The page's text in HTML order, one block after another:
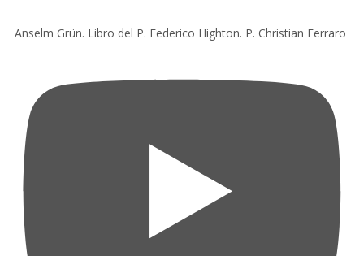
Anselm Grün. Libro del P. Federico Highton. P. Christian Ferraro